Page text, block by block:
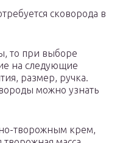
сковорода в
то при выборе
на следующие
размер, ручка.
можно узнать
творожным крем,